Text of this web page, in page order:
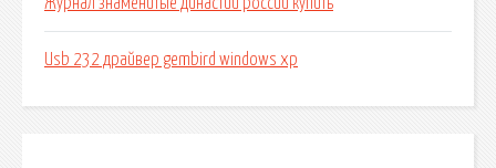
Журнал знаменитые династии россии купить
Usb 232 драйвер gembird windows xp